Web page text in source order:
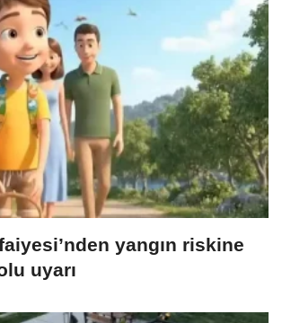
yangın riskine
uyarı